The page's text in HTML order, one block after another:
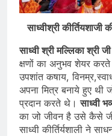
साध्वीश्री
साध्वी श्री मल्लिका श्री
क्षणों का अनुभव शेयर
उपशांत कषाय,
अपना मित्र बनाये हुए थी
प्रदान करते थे।साध्वी
का जो जीवन है उसे कैसे
साध्वी कीर्तिर्यशाली ने